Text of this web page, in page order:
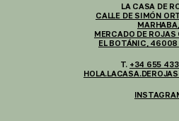
LA CASA DE
CALLE DE SIMÓN
MARHABA,
MERCADO DE ROJAS
EL BOTÁNIC, 46008
T. +34 655